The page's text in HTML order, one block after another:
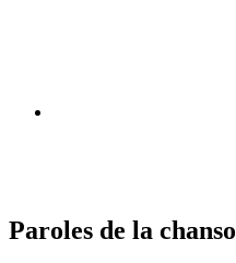
Paroles de la